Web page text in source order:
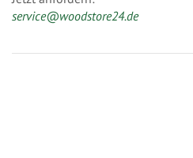
service@woodstore24.de